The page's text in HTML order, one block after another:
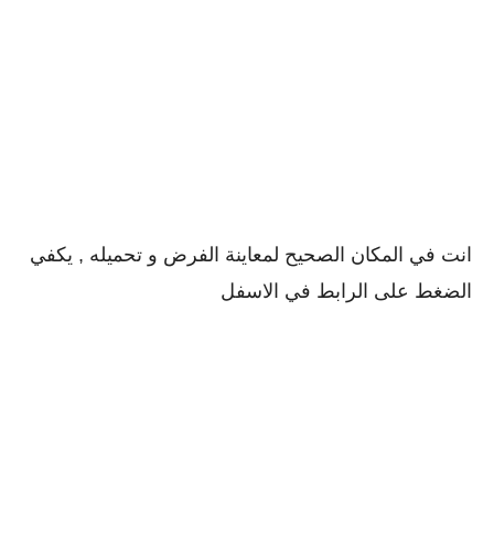
انت في المكان الصحيح لمعاينة الفرض و تحميله , يكفي
الضغط على الرابط في الاسفل